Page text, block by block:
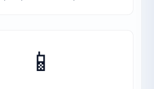
📱